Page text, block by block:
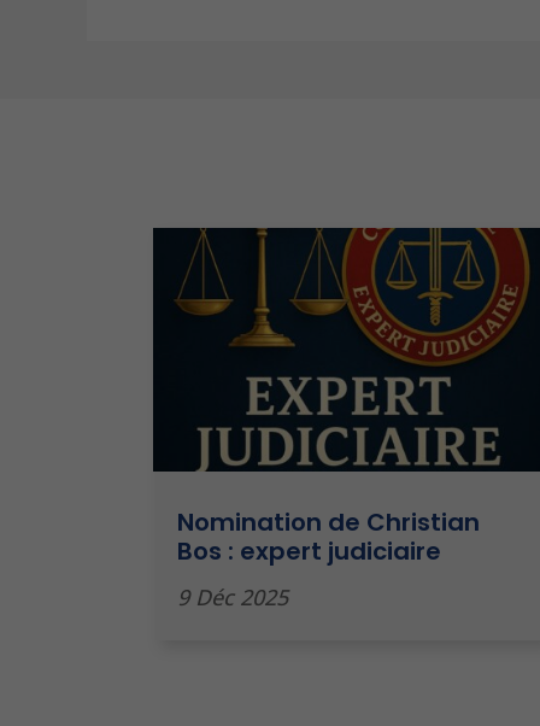
Nomination de Christian
Bos : expert judiciaire
9 Déc 2025